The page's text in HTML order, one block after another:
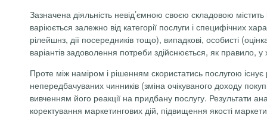
Зазначена діяльність невід’ємною своєю складовою
варіюється залежно від категорії послуги і
рілейшнз, дії посередників тощо), випадкові, особисті
варіантів задоволення потреби здійснюється, як правило,
Проте між наміром і рішенням скористатись послугою
непередбачуваних чинників (зміна очікуваного доходу
вивченням його реакції на придбану послугу. Результати
коректування маркетингових дій, підвищення якості